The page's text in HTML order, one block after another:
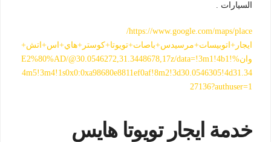
السيارات .
https://www.google.com/maps/place/
ايجار+اتوبيسات+مرسيدس+باصات+تويوتا+كوستر+هاي+اس+اتش+
وان%E2%80%AD/@30.0546272,31.3448678,17z/data=!3m1!4b1!
4m5!3m4!1s0x0:0xa98680e8811ef0af!8m2!3d30.0546305!4d31.34
27136?authuser=1
خدمة ايجار تويوتا هايس